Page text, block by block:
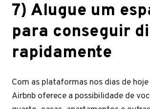
7) Alugue um
para conseguir
rapidamente
Com as plataformas nos dias de
Airbnb oferece a possibilidade de